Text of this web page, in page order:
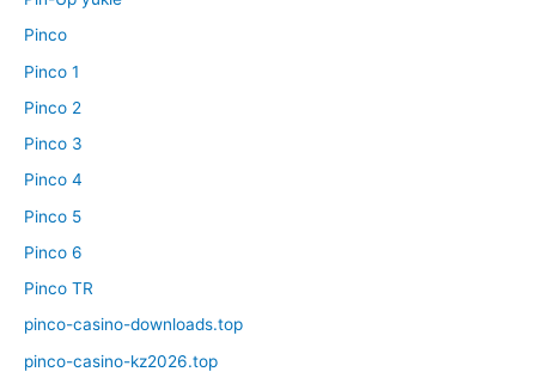
Pinco
Pinco 1
Pinco 2
Pinco 3
Pinco 4
Pinco 5
Pinco 6
Pinco TR
pinco-casino-downloads.top
pinco-casino-kz2026.top